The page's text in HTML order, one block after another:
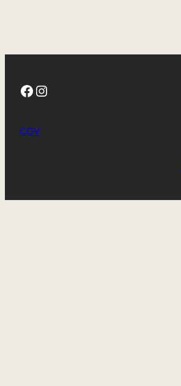
Facebook Instagram
CGV